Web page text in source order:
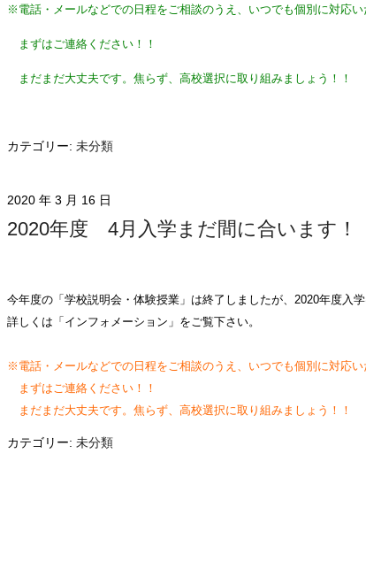
※電話・メールなどでの日程をご相談のうえ、いつでも個別に対応い
まずはご連絡ください！！
まだまだ大丈夫です。焦らず、高校選択に取り組みましょう！！
カテゴリー: 未分類
2020 年 3 月 16 日
2020年度 4月入学まだ間に合います！
今年度の「学校説明会・体験授業」は終了しましたが、 2020年度入
詳しくは「インフォメーション」をご覧下さい。
※電話・メールなどでの日程をご相談のうえ、いつでも個別に対応い
まずはご連絡ください！！
まだまだ大丈夫です。焦らず、高校選択に取り組みましょう！！
カテゴリー: 未分類